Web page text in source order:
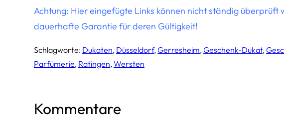
Achtung: Hier eingefügte Links können nicht ständig überprüft
dauerhafte Garantie für deren Gültigkeit!
Schlagworte: Dukaten, Düsseldorf, Gerresheim, Geschenk-Dukat,
Parfümerie, Ratingen, Wersten
Kommentare